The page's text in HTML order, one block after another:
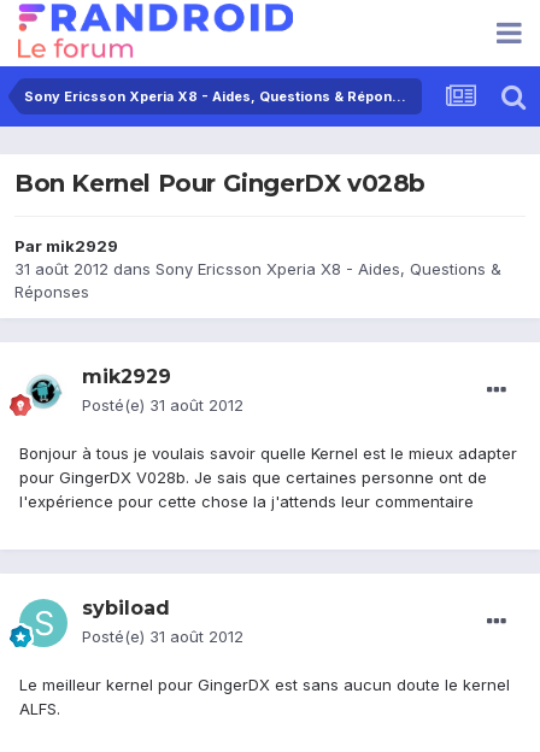
Sony Ericsson Xperia X8 - Aides, Questions & Réponses
Bon Kernel Pour GingerDX v028b
Par mik2929
31 août 2012 dans Sony Ericsson Xperia X8 - Aides, Questions &
Réponses
mik2929
Posté(e) 31 août 2012
Bonjour à tous je voulais savoir quelle Kernel est le mieux adapter
pour GingerDX V028b. Je sais que certaines personne ont de
l'expérience pour cette chose la j'attends leur commentaire
sybiload
Posté(e) 31 août 2012
Le meilleur kernel pour GingerDX est sans aucun doute le kernel
ALFS.